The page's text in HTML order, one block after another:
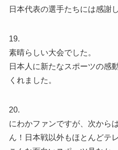
日本代表の選手たちには感謝
19.
素晴らしい大会でした。
日本人に新たなスポーツの感
くれました。
20.
にわかファンですが、次から
ん！日本戦以外もほとんどテ